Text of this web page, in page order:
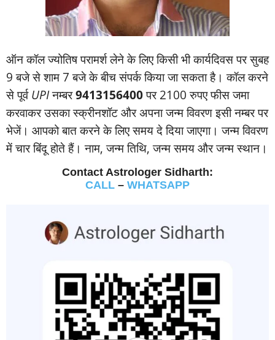
ऑन कॉल ज्‍योतिष परामर्श लेने के लिए किसी भी कार्यदिवस पर सुबह
9 बजे से शाम 7 बजे के बीच संपर्क किया जा सकता है। कॉल करने
से पूर्वUPIनम्‍बर9413156400पर 2100 रुपए फीस जमा
करवाकर उसका स्‍क्रीनशॉट और अपना जन्‍म विवरण इसी नम्‍बर पर
भेजें। आपको बात करने के लिए समय दे दिया जाएगा। जन्‍म विवरण
में चार बिंदू होते हैं। नाम, जन्‍म तिथि, जन्‍म समय और जन्‍म स्‍थान।
Contact Astrologer Sidharth:
CALL – WHATSAPP